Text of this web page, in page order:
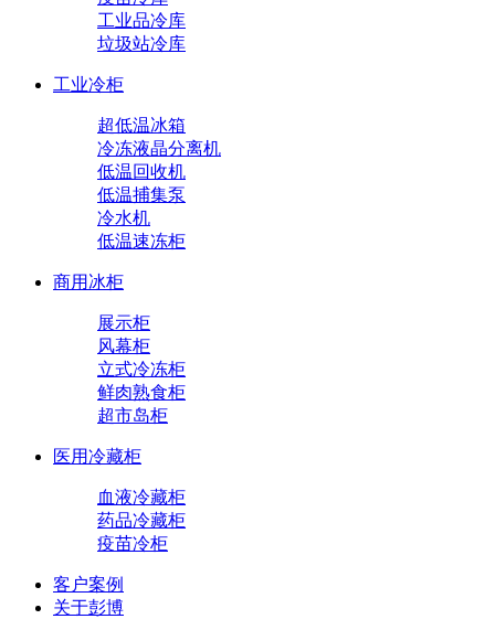
工业品冷库
垃圾站冷库
工业冷柜
超低温冰箱
冷冻液晶分离机
低温回收机
低温捕集泵
冷水机
低温速冻柜
商用冰柜
展示柜
风幕柜
立式冷冻柜
鲜肉熟食柜
超市岛柜
医用冷藏柜
血液冷藏柜
药品冷藏柜
疫苗冷柜
客户案例
关于彭博